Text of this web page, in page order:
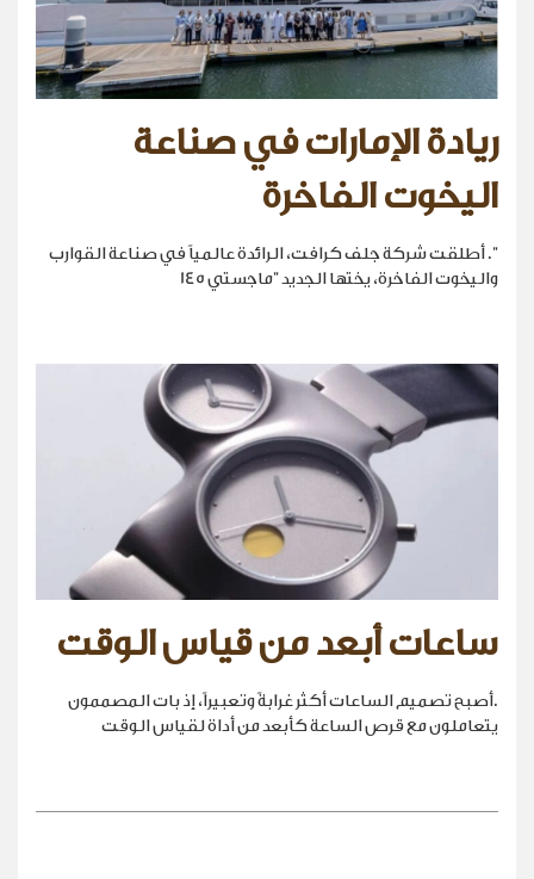
ريادة الإمارات في صناعة
اليخوت الفاخرة
". أطلقت شركة جلف كرافت، الرائدة عالمياً في صناعة القوارب
واليخوت الفاخرة، يختها الجديد "ماجستي 145
ساعات أبعد من قياس الوقت
.أصبح تصميم الساعات أكثر غرابةً وتعبيراً، إذ بات المصممون
يتعاملون مع قرص الساعة كأبعد من أداة لقياس الوقت